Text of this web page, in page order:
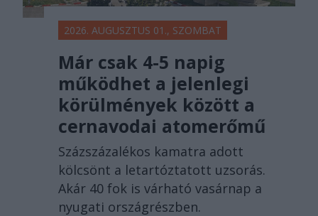
2026. AUGUSZTUS 01., SZOMBAT
Már csak 4-5 napig
működhet a jelenlegi
körülmények között a
cernavodai atomerőmű
Százszázalékos kamatra adott
kölcsönt a letartóztatott uzsorás.
Akár 40 fok is várható vasárnap a
nyugati országrészben.